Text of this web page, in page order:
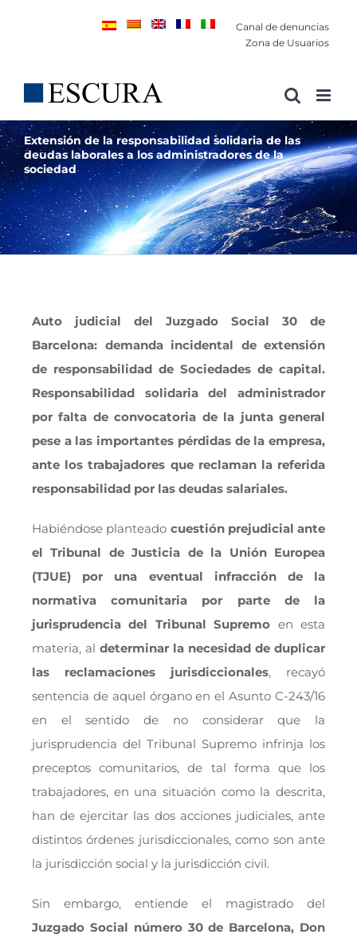
Canal de denuncias
Zona de Usuarios
Extensión de la responsabilidad solidaria de las
deudas laborales a los administradores de la
sociedad
Auto judicial del Juzgado Social 30 de
Barcelona: demanda incidental de extensión
de responsabilidad de Sociedades de capital.
Responsabilidad solidaria del administrador
por falta de convocatoria de la junta general
pese a las importantes pérdidas de la empresa,
ante los trabajadores que reclaman la referida
responsabilidad por las deudas salariales.
Habiéndose planteado cuestión prejudicial ante
el Tribunal de Justicia de la Unión Europea
(TJUE) por una eventual infracción de la
normativa comunitaria por parte de la
jurisprudencia del Tribunal Supremo en esta
materia, al determinar la necesidad de duplicar
las reclamaciones jurisdiccionales, recayó
sentencia de aquel órgano en el Asunto C-243/16
en el sentido de no considerar que la
jurisprudencia del Tribunal Supremo infrinja los
preceptos comunitarios, de tal forma que los
trabajadores, en una situación como la descrita,
han de ejercitar las dos acciones judiciales, ante
distintos órdenes jurisdiccionales, como son ante
la jurisdicción social y la jurisdicción civil.
Sin embargo, entiende el magistrado del
Juzgado Social número 30 de Barcelona, Don